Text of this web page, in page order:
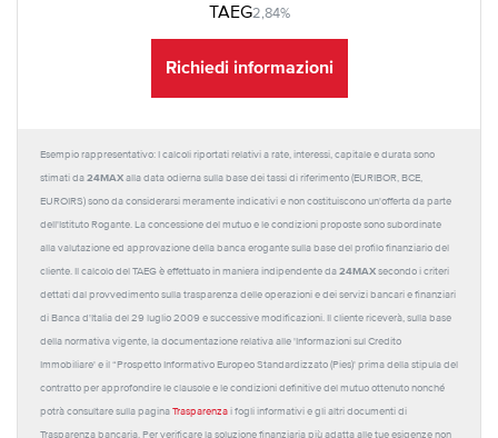
TAEG2,84%
Richiedi informazioni
Esempio rappresentativo: I calcoli riportati relativi a rate, interessi, capitale e durata sono
stimati da 24MAX alla data odierna sulla base dei tassi di riferimento (EURIBOR, BCE,
EUROIRS) sono da considerarsi meramente indicativi e non costituiscono un'offerta da parte
dell'Istituto Rogante. La concessione del mutuo e le condizioni proposte sono subordinate
alla valutazione ed approvazione della banca erogante sulla base del profilo finanziario del
cliente. Il calcolo del TAEG è effettuato in maniera indipendente da 24MAX secondo i criteri
dettati dal provvedimento sulla trasparenza delle operazioni e dei servizi bancari e finanziari
di Banca d'Italia del 29 luglio 2009 e successive modificazioni. Il cliente riceverà, sulla base
della normativa vigente, la documentazione relativa alle 'Informazioni sul Credito
Immobiliare' e il “Prospetto Informativo Europeo Standardizzato (Pies)' prima della stipula del
contratto per approfondire le clausole e le condizioni definitive del mutuo ottenuto nonché
potrà consultare sulla pagina Trasparenza i fogli informativi e gli altri documenti di
Trasparenza bancaria. Per verificare la soluzione finanziaria più adatta alle tue esigenze non